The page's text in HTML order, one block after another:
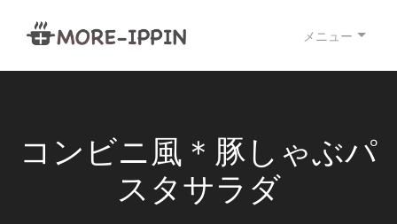
メニュー
コンビニ風＊豚しゃぶパ
スタサラダ